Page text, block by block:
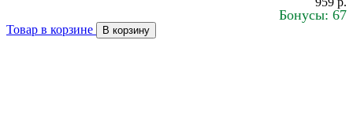
Бонусы: 67
Товар в корзине В корзину